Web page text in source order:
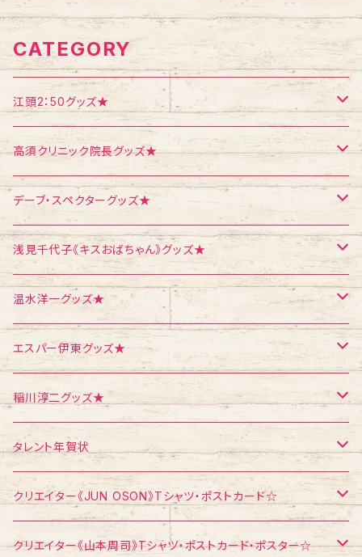
CATEGORY
江頭2：50グッズ★
Tシャツ
エコバッグ
ポストカード
ポスター
クリスマス
お面
飛び出すカード
メモ帳
高須クリニック院長グッズ★
Tシャツ
ポストカード
シール
メモ帳
CD
デーブ・スペクターグッズ★
ポストカード
浅見千代子《キスおばちゃん》グッズ★
Tシャツ
ポストカード
温水洋一グッズ★
ポスター
ポストカード
エスパー伊東グッズ★
Tシャツ
ポストカード
メモ帳
稲川淳二グッズ★
Tシャツ
ポストカード
タレント年賀状
江頭2：50
稲川淳二
クリエイター《JUN OSON》Tシャツ・ポストカード☆
Tシャツ
クリエイター《山本周司》Tシャツ・ポストカード・ポスター☆